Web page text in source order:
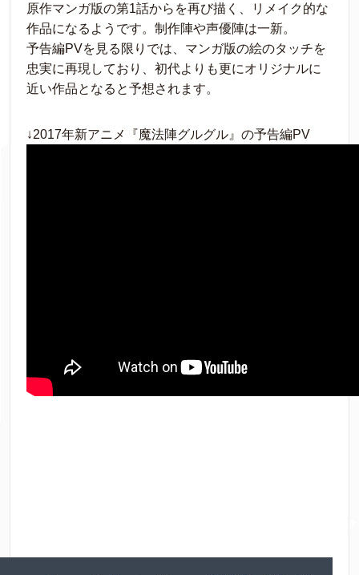
原作マンガ版の第1話からを再び描く、リメイク的な
作品になるようです。制作陣や声優陣は一新。
予告編PVを見る限りでは、マンガ版の絵のタッチを
忠実に再現しており、初代よりも更にオリジナルに
近い作品となると予想されます。
↓2017年新アニメ『魔法陣グルグル』の予告編PV